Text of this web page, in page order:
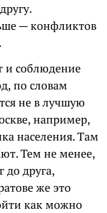
— конфликтов
и соблюдение
по словам
не в лучшую
например,
населения. Там
Тем не менее,
до друга,
же это
как можно